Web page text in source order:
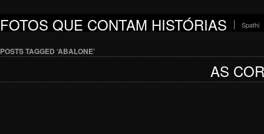
FOTOS QUE CONTAM HISTÓRIAS Spathi
POSTS TAGGED ‘ABALONE’
AS